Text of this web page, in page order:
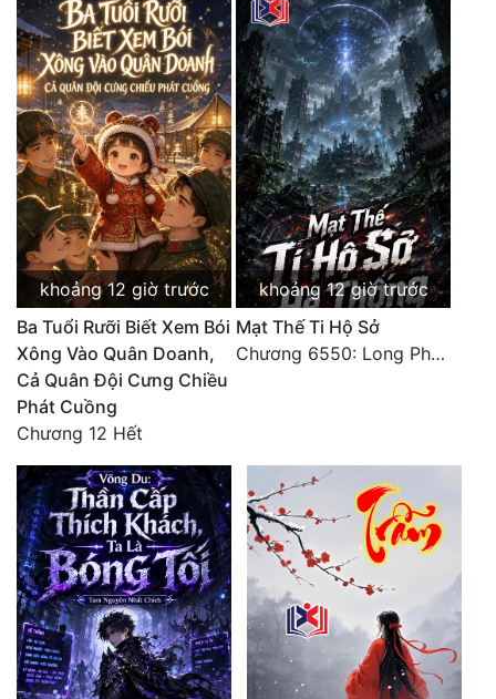
Đô Thị
Đông Phương
Đông Phương Huyền Huyễn
Đồng Nhân
Cẩu Đạo Trường Sinh
Ngự Thú
Truyện Nam
Truyện Nữ
Vô Địch Lưu
Đam Mỹ
Đẹp
Đẹp Hiệp
Tính Cách Nhân Vật :
Cơ Trí
khoảng 12 giờ trước
Ba Tuổi Rưỡi Biết Xem Bói
Xông Vào Quân Doanh,
Cả Quân Đội Cưng Chiều
Phát Cuồng
Chương 12 Hết
khoảng 12 giờ trước
Mạt Thế Ti Hộ Sở
Chương 6550: Long Phượng Thần Trận